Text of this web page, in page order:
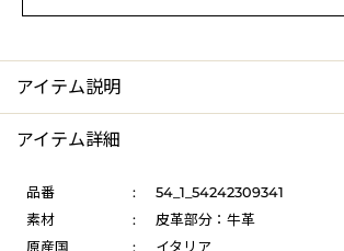
アイテム説明
アイテム詳細
品番 :
54_1_54242309341
素材
:
皮革部分：牛革
原産国
:
イタリア